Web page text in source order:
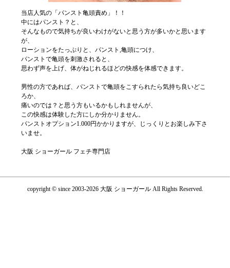
当店人気の「パンスト亀頭責め」！！
中にはパンスト？と、
そんなもので気持ちが良いわけがないと思う方が多いかと思います
が、
ローションをたっぷりと、パンスト,亀頭につけ、
パンストで亀頭を刺激されると、
思わず声を上げ、体がねじれるほどの快感を体感できます。
男性の方であれば、パンストで亀頭をこすられたら気持ち良いどこ
ろか、
痛いのでは？と思う方もいるかもしれませんが、
この快感は体験した方にしか分かりません。
パンストオプション1.000円かかりますが、じっくりとお楽しみ下さ
いませ。
大阪 ショーガール フェチ専門店
copyright © since 2003-2026 大阪 ショーガール All Rights Reserved.